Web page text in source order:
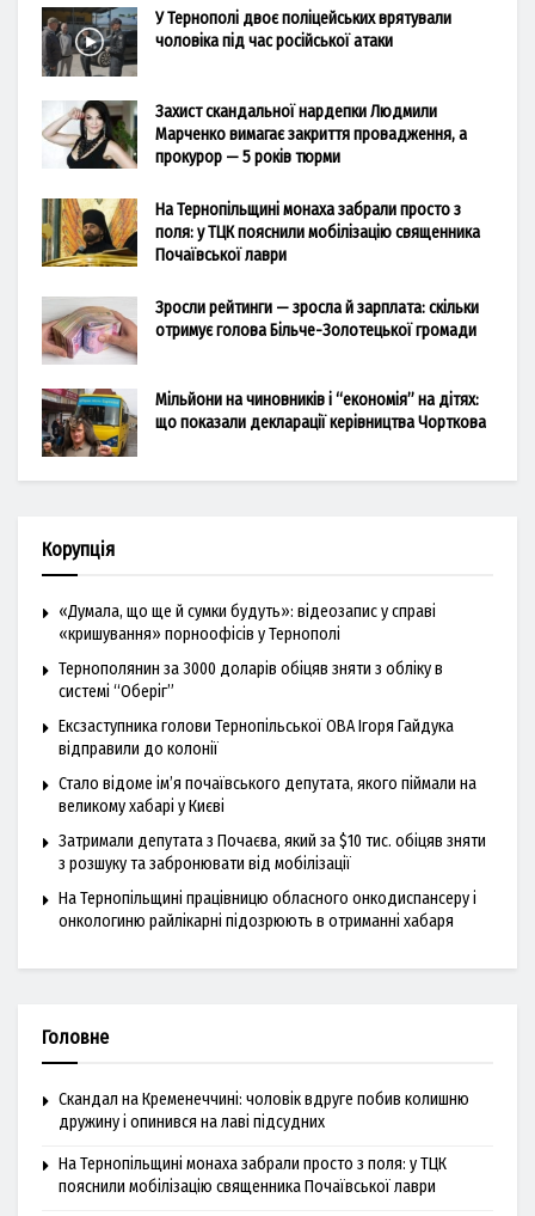
У Тернополі двоє поліцейських врятували
чоловіка під час російської атаки
Захист скандальної нардепки Людмили
Марченко вимагає закриття провадження, а
прокурор — 5 років тюрми
На Тернопільщині монаха забрали просто з
поля: у ТЦК пояснили мобілізацію священника
Почаївської лаври
Зросли рейтинги — зросла й зарплата: скільки
отримує голова Більче-Золотецької громади
Мільйони на чиновників і “економія” на дітях:
що показали декларації керівництва Чорткова
Корупція
«Думала, що ще й сумки будуть»: відеозапис у справі
«кришування» порноофісів у Тернополі
Тернополянин за 3000 доларів обіцяв зняти з обліку в
системі “Оберіг”
Ексзаступника голови Тернопільської ОВА Ігоря Гайдука
відправили до колонії
Стало відоме ім’я почаївського депутата, якого піймали на
великому хабарі у Києві
Затримали депутата з Почаєва, який за $10 тис. обіцяв зняти
з розшуку та забронювати від мобілізації
На Тернопільщині працівницю обласного онкодиспансеру і
онкологиню райлікарні підозрюють в отриманні хабаря
Головне
Скандал на Кременеччині: чоловік вдруге побив колишню
дружину і опинився на лаві підсудних
На Тернопільщині монаха забрали просто з поля: у ТЦК
пояснили мобілізацію священника Почаївської лаври